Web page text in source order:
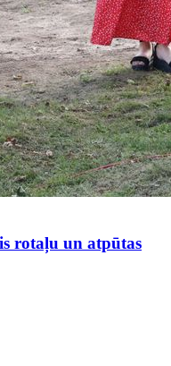
rotaļu un atpūtas